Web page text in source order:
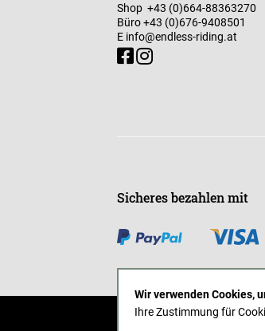
Wir verwenden Cookies,
Ihre Zustimmung für
Shop +43 (0)664-88363270
Büro+43 (0)676-9408501
E info@endless-riding.at
Sicheres bezahlen mit
AGB Impressum